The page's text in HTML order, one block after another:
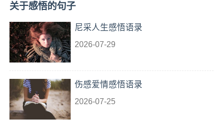
关于感悟的句子
尼采人生感悟语录
2026-07-29
伤感爱情感悟语录
2026-07-25